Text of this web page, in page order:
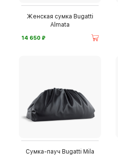
Женская сумка Bugatti
Almata
14 650 ⃏
Сумка-пауч Bugatti Mila